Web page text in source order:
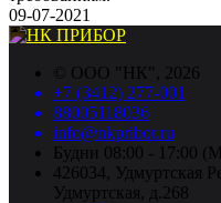
09-07-2021
© ООО "НК", 2026
+7 (3412) 277-001
88005118036
info@nkpribor.ru
Будни 08:00 - 17:00
426034, Удмуртская
Удмуртская, д.268